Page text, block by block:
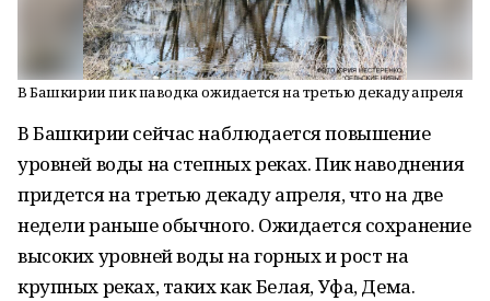
В Башкирии пик паводка ожидается на третью декаду апреля
В Башкирии сейчас наблюдается повышение
уровней воды на степных реках. Пик наводнения
придется на третью декаду апреля, что на две
недели раньше обычного. Ожидается сохранение
высоких уровней воды на горных и рост на
крупных реках, таких как Белая, Уфа, Дема.